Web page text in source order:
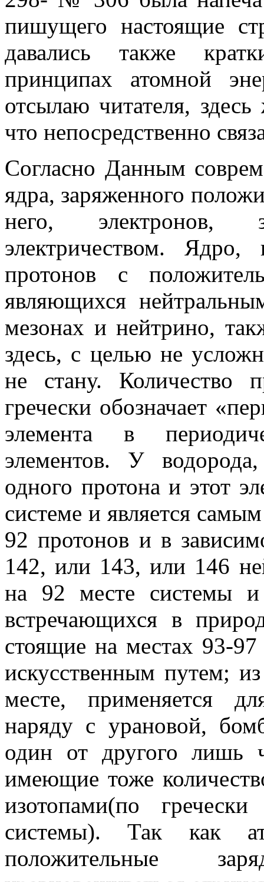
пишущего настоящие
давались также
принципах атомной
отсылаю читателя,
что непосредственно
Согласно Данным
ядра, заряженно­го
него, электронов,
электричеством.
протонов с
являющихся
мезонах и нейтрино,
здесь, с целью не
не стану. Количество
гречески обозначает
элемента в
элементов. У
одного протона и этот
системе и является
92 протонов и в
142, или 143, или 146
на 92 месте системы
встречающихся в
стоящие на местах 93-
искусственным путем;
месте, применяется
наряду с урановой,
один от другого лишь
имеющие тоже
изотопами(по
системы). Так как
положительные